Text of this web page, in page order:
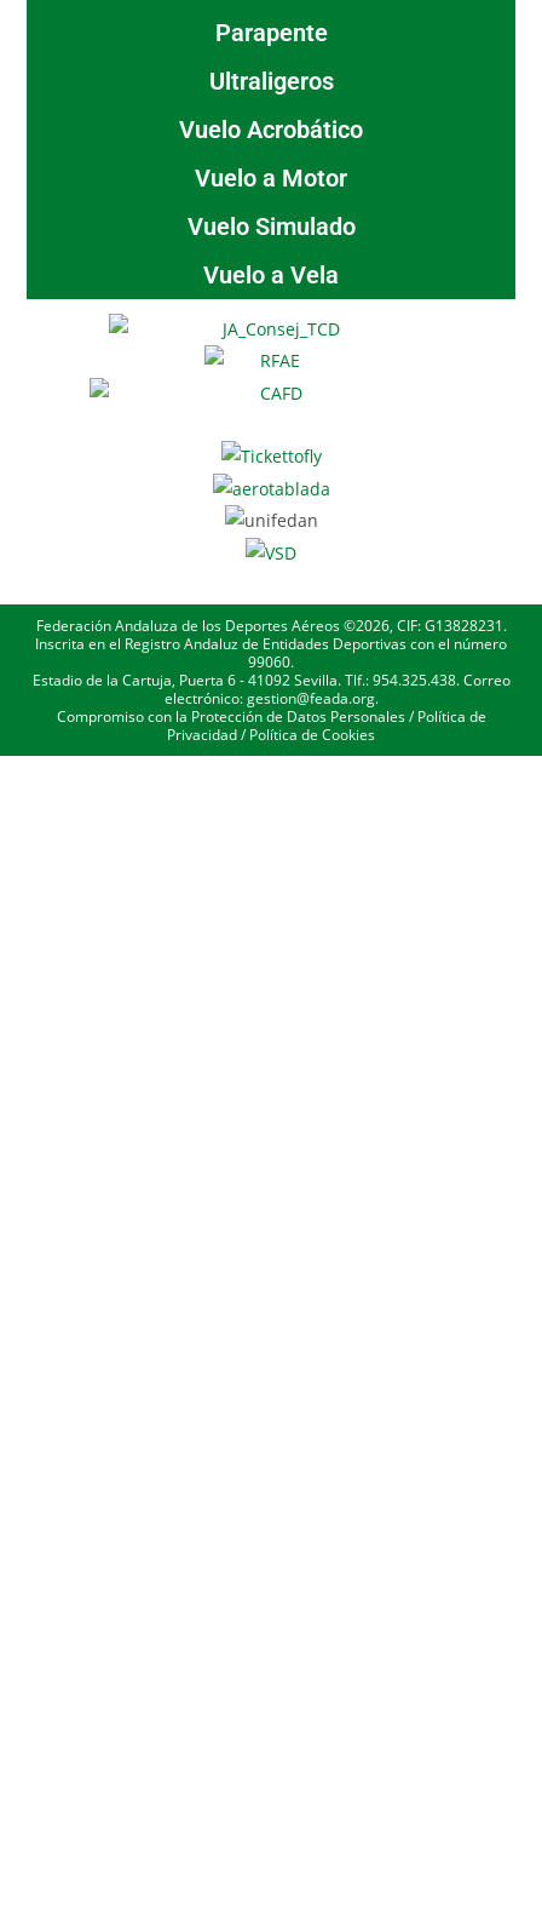
Parapente
Ultraligeros
Vuelo Acrobático
Vuelo a Motor
Vuelo Simulado
Vuelo a Vela
Federación Andaluza de los Deportes Aéreos ©2026, CIF: G13828231.
Inscrita en el Registro Andaluz de Entidades Deportivas con el número
99060.
Estadio de la Cartuja, Puerta 6 - 41092 Sevilla. Tlf.: 954.325.438. Correo
electrónico: gestion@feada.org.
Compromiso con la Protección de Datos Personales/Política de
Privacidad/Política de Cookies